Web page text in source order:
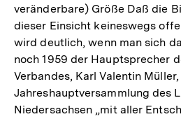
Auflösung
der
Fußnote
veränderbare) Größe Daß die
dieser Einsicht keineswegs
wird deutlich, wenn man sich
noch 1959 der Hauptsprecher
Verbandes, Karl Valentin
Jahreshauptversammlung des
Niedersachsen „mit aller